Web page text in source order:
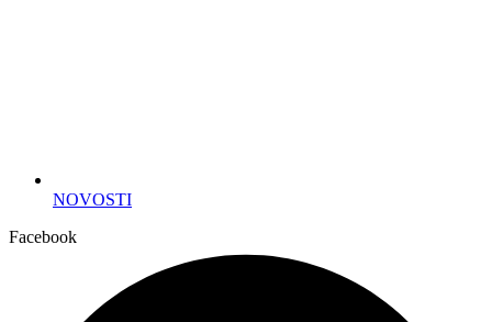
NOVOSTI
Facebook